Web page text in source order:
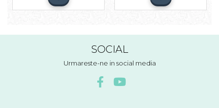
SOCIAL
Urmareste-ne in social media